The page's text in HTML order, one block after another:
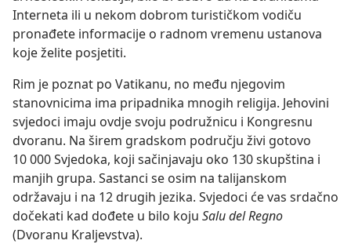
Interneta ili u nekom dobrom turističkom vodiču
pronađete informacije o radnom vremenu ustanova
koje želite posjetiti.
Rim je poznat po Vatikanu, no među njegovim
stanovnicima ima pripadnika mnogih religija. Jehovini
svjedoci imaju ovdje svoju podružnicu i Kongresnu
dvoranu. Na širem gradskom području živi gotovo
10 000 Svjedoka, koji sačinjavaju oko 130 skupština i
manjih grupa. Sastanci se osim na talijanskom
održavaju i na 12 drugih jezika. Svjedoci će vas srdačno
dočekati kad dođete u bilo koju Salu del Regno
(Dvoranu Kraljevstva).